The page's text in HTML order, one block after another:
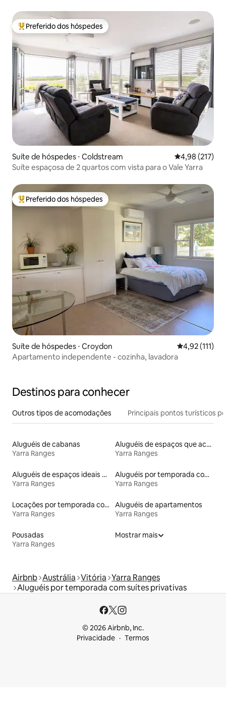
Entre os melhores preferidos dos hóspedes
Preferido dos hóspedes
Suíte de hóspedes ⋅ Coldstream 4,98 de uma
4,98 (217)
Suíte espaçosa de 2 quartos com vista para o Vale Yarra
Entre os melhores preferidos dos hóspedes
Preferido dos hóspedes
Suíte de hóspedes ⋅ Croydon 4,92 de uma
4,92 (111)
Apartamento independente - cozinha, lavadora
Destinos para conhecer
Outros tipos de acomodações Principais pontos turísticos
Aluguéis de cabanas
Yarra Ranges
Aluguéis de espaços que aceitam animais de estimação
Yarra Ranges
Aluguéis de espaços ideais para famílias
Yarra Ranges
Aluguéis por temporada com acesso ao lago
Yarra Ranges
Locações por temporada com piscina
Yarra Ranges
Aluguéis de apartamentos
Yarra Ranges
Pousadas
Yarra Ranges
Mostrar mais
Airbnb Austrália Vitória Yarra Ranges
Aluguéis por temporada com suítes privativas
© 2026 Airbnb, Inc.
Privacidade
Termos